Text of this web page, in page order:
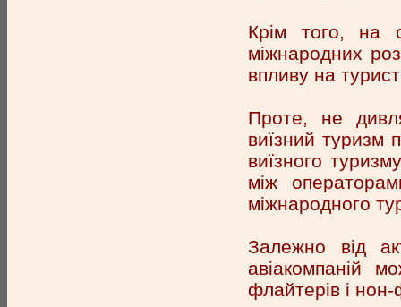
Крім того, на
міжнародних
впливу на
Проте, не
виїзний туризм
виїзного
між
міжнародного
Залежно від
авіакомпаній
флайтерів і